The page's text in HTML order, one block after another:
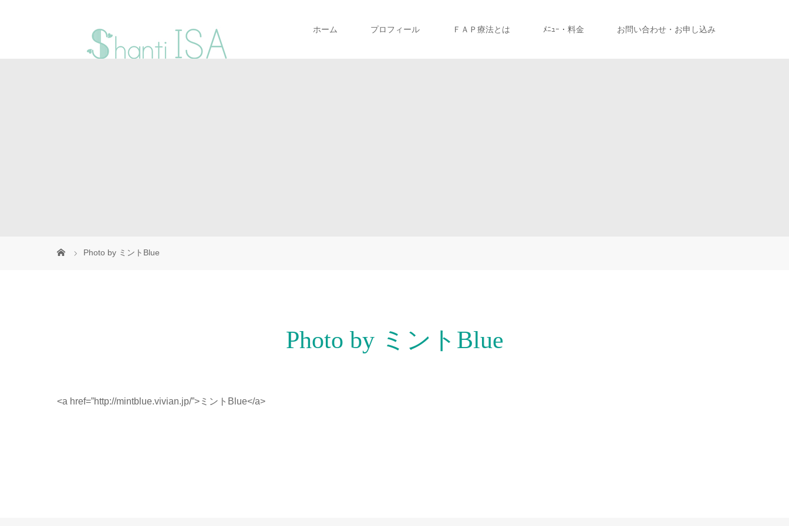
ホーム プロフィール ＦＡＰ療法とは ﾒﾆｭｰ・料金 お問い合わせ・お申し込み
Photo by ミントBlue
Photo by ミントBlue
<a href=”http://mintblue.vivian.jp/”>ミントBlue</a>